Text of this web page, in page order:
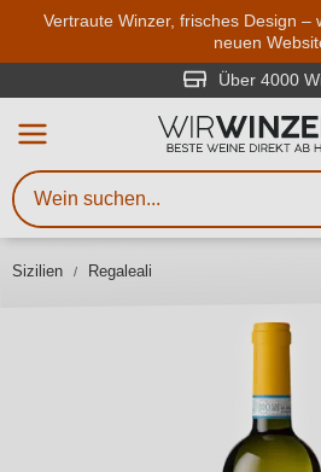
Zum
Vertraute Winzer, frisches Design –
neuen
Über 4000
Sizilien Regaleali
Weinsuche
Mindestens 3 Zeichen
Beschreiben Sie,
Sie suchen – ob nach